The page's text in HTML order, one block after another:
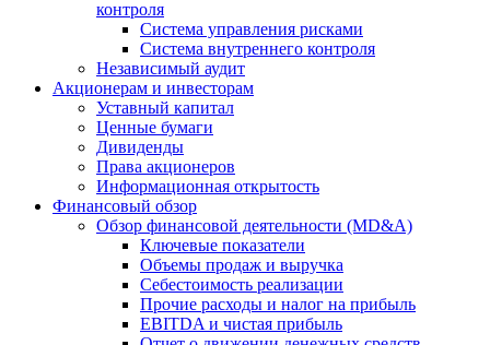
контроля
Система управления рисками
Система внутреннего контроля
Независимый аудит
Акционерам и инвесторам
Уставный капитал
Ценные бумаги
Дивиденды
Права акционеров
Информационная открытость
Финансовый обзор
Обзор финансовой деятельности (MD&A)
Ключевые показатели
Объемы продаж и выручка
Себестоимость реализации
Прочие расходы и налог на прибыль
EBITDA и чистая прибыль